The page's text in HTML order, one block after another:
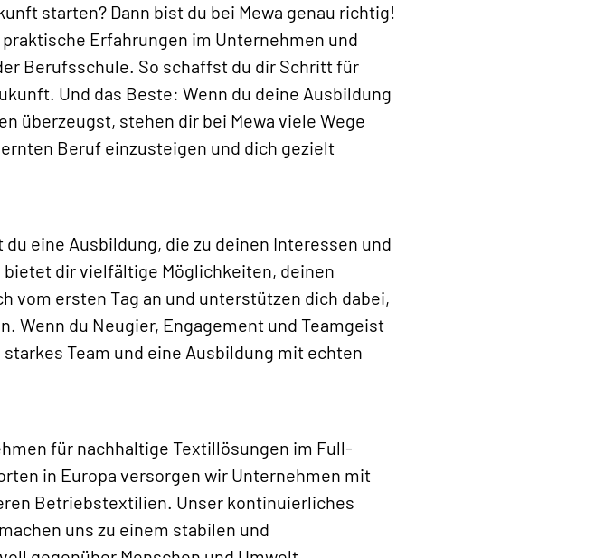
starten? Dann bist du bei Mewa genau richtig!
Erfahrungen im Unternehmen und
Berufsschule. So schaffst du dir Schritt für
Und das Beste: Wenn du deine Ausbildung
überzeugst, stehen dir bei Mewa viele Wege
Beruf einzusteigen und dich gezielt
eine Ausbildung, die zu deinen Interessen und
dir vielfältige Möglichkeiten, deinen
vom ersten Tag an und unterstützen dich dabei,
Wenn du Neugier, Engagement und Teamgeist
Team und eine Ausbildung mit echten
für nachhaltige Textillösungen im Full-
in Europa versorgen wir Unternehmen mit
Betriebstextilien. Unser kontinuierliches
uns zu einem stabilen und